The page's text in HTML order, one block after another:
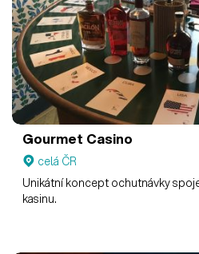
Gourmet Casino
celá ČR
Unikátní koncept ochutnávky
kasinu.